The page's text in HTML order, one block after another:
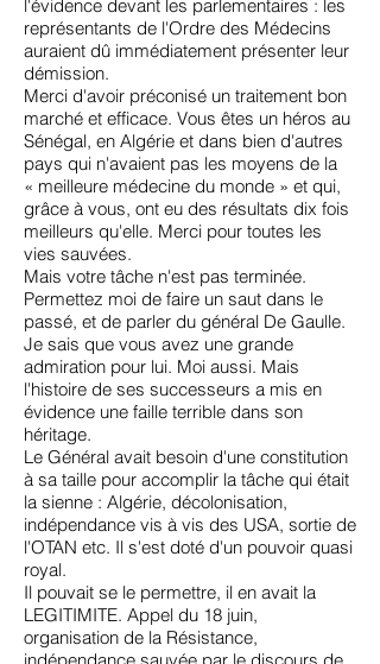
l'évidence devant les parlementaires : les
représentants de l'Ordre des Médecins
auraient dû immédiatement présenter leur
démission.
Merci d'avoir préconisé un traitement bon
marché et efficace. Vous êtes un héros au
Sénégal, en Algérie et dans bien d'autres
pays qui n'avaient pas les moyens de la
« meilleure médecine du monde » et qui,
grâce à vous, ont eu des résultats dix fois
meilleurs qu'elle. Merci pour toutes les
vies sauvées.
Mais votre tâche n'est pas terminée.
Permettez moi de faire un saut dans le
passé, et de parler du général De Gaulle.
Je sais que vous avez une grande
admiration pour lui. Moi aussi. Mais
l'histoire de ses successeurs a mis en
évidence une faille terrible dans son
héritage.
Le Général avait besoin d'une constitution
à sa taille pour accomplir la tâche qui était
la sienne : Algérie, décolonisation,
indépendance vis à vis des USA, sortie de
l'OTAN etc. Il s'est doté d'un pouvoir quasi
royal.
Il pouvait se le permettre, il en avait la
LEGITIMITE. Appel du 18 juin,
organisation de la Résistance,